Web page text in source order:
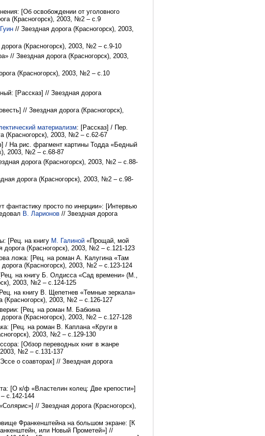
[Об освобождении от уголовного
(Красногорск), 2003, №2 – с.9
// Звездная дорога (Красногорск), 2003,
(Красногорск), 2003, №2 – с.9-10
// Звездная дорога (Красногорск), 2003,
(Красногорск), 2003, №2 – с.10
[Рассказ] // Звездная дорога
// Звездная дорога (Красногорск),
материализм: [Рассказ] / Пер.
(Красногорск), 2003, №2 – с.62-67
/ На рис. фрагмент картины Тодда «Бедный
2003, №2 – с.68-87
дорога (Красногорск), 2003, №2 – с.88-
дорога (Красногорск), 2003, №2 – с.98-
фантастику просто по инерции»: [Интервью
В. Ларионов // Звездная дорога
[Рец. на книгу М. Галиной «Прощай, мой
(Красногорск), 2003, №2 – с.121-123
ложа: [Рец. на роман А. Калугина «Там
(Красногорск), 2003, №2 – с.123-124
на книгу Б. Олдисса «Сад времени» (М.,
2003, №2 – с.124-125
на книгу В. Щепетнев «Темные зеркала»
(Красногорск), 2003, №2 – с.126-127
[Рец. на роман М. Бабкина
(Красногорск), 2003, №2 – с.127-128
[Рец. на роман В. Каплана «Круги в
2003, №2 – с.129-130
[Обзор переводных книг в жанре
2003, №2 – с.131-137
о соавторах] // Звездная дорога
[О к/ф «Властелин колец: Две крепости»]
с.142-144
// Звездная дорога (Красногорск),
Франкенштейна на большом экране: [К
или Новый Прометей»] //